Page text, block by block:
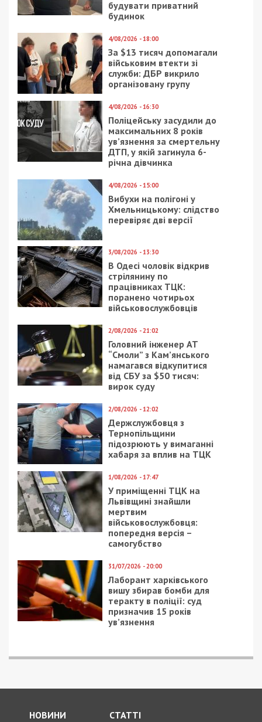
Приєднатися
Читайте також
Предыдущая статья:
В Днепре пьяный мужчина пугал жену и
сына боевыми гранатами
Следующая статья:
Днепровский парк украсили новыми
светильниками
СУСПІЛЬСТВО
4/09/2019 - 14:19
Миллионер из Днепра
рассказал о факапах в
бизнесе
29/05/2019 - 13:35
В Днепре в одной из
тюрем заявили о
вспышке кори: видео
20/02/2017 - 20:47
Днепровские
театралы бьют
тревогу: на искусство
17/10/2019 - 11:54
Спецслужбы следят за
тобой: ГБР и НАБУ
получили право на